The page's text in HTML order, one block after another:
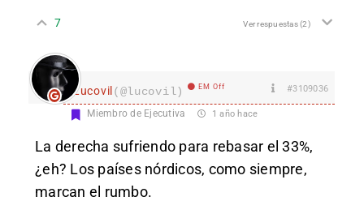
7 Ver respuestas(2)
Lucovil(@lucovil) EM Off #3109036
Miembro de Ejecutiva 1 año hace
La derecha sufriendo para rebasar el 33%,
¿eh? Los países nórdicos, como siempre,
marcan el rumbo.